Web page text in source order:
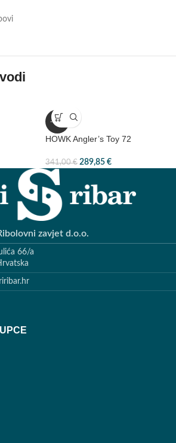
-15%
HOWK Angler’s Toy 72
341,00€ 289,85 €
zavjet d.o.o.
66/a